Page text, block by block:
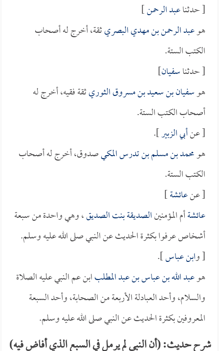
[ حدثناعبد الرحمن]
هوعبد الرحمن بن مهدي البصريثقة، أخرج له أصحاب
الكتب الستة.
[ حدثناسفيان]
هوسفيان بن سعيد بن مسروق الثوريثقة فقيه، أخرج له
أصحاب الكتب الستة.
[ عنأبي الزبير].
هومحمد بن مسلم بن تدرس المكيصدوق، أخرج له أصحاب
الكتب الستة.
[ عنعائشة]
عائشةأم المؤمنينالصديقة بنت الصديق، وهي واحدة من سبعة
أشخاص عرفوا بكثرة الحديث عن النبي صلى الله عليه وسلم.
[ وابن عباس].
هوعبد الله بن عباس بن عبد المطلبابن عم النبي عليه الصلاة
والسلام، وأحد العبادلة الأربعة من الصحابة، وأحد السبعة
المعروفين بكثرة الحديث عن النبي صلى الله عليه وسلم.
شرح حديث: (أن النبي لم يرمل في السبع الذي أفاض فيه)